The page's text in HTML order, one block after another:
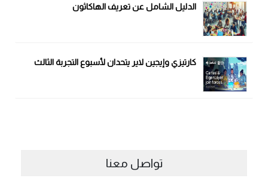
الدليل الشامل عن تعريف الهاكاثون
كارتيزي وإيجين لاير يتحدان لأسبوع التجربة الثالث
تواصل معنا